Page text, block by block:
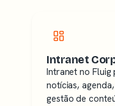
Intranet
Intranet no
notícias,
gestão de